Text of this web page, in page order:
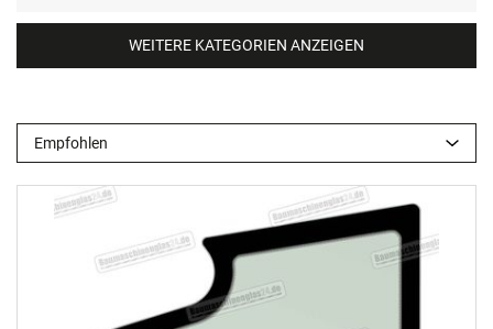
WEITERE KATEGORIEN ANZEIGEN